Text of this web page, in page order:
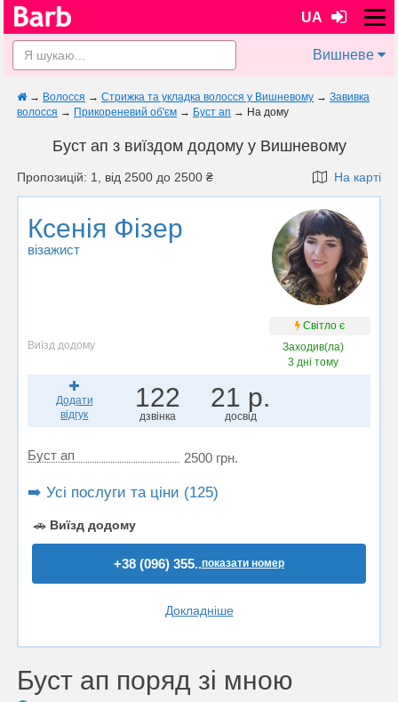
UA
Вишневе
→ Волосся → Стрижка та укладка волосся у Вишневому → Завивка
волосся → Прикореневий об'єм → Буст ап → На дому
Буст ап з виїздом додому у Вишневому
Пропозицій: 1, від 2500 до 2500 ₴ На карті
Ксенія Фізер
візажист
Світло є
Виїзд додому
Заходив(ла)
3 дні тому
Додати
відгук
122
дзвінка
21 р.
досвід
Буст ап 2500 грн.
➡️ Усі послуги та ціни (125)
🚗 Виїзд додому
+38 (096) 355..показати номер
Докладніше
Буст ап поряд зі мною